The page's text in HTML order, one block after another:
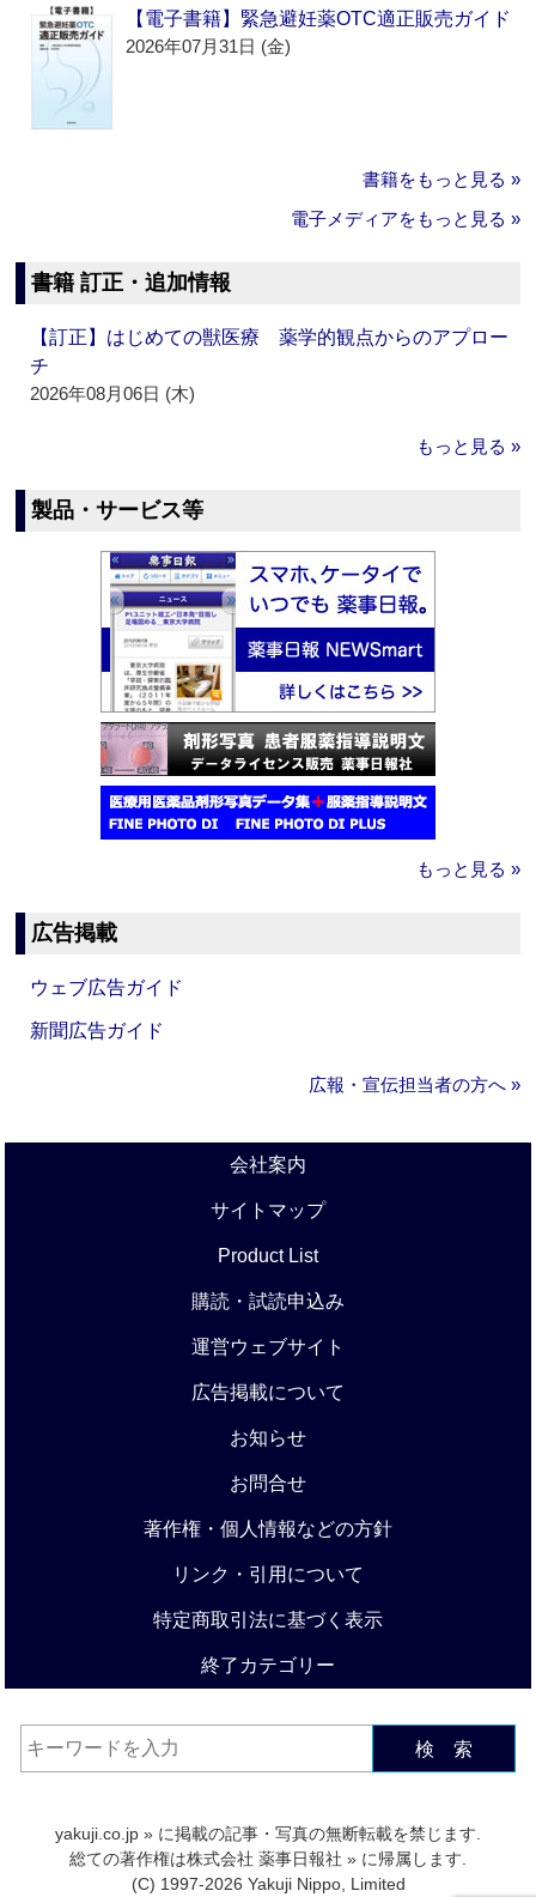
【電子書籍】緊急避妊薬OTC適正販売ガイド
2026年07月31日 (金)
書籍をもっと見る »
電子メディアをもっと見る »
書籍 訂正・追加情報
【訂正】はじめての獣医療 薬学的観点からのアプロー
チ
2026年08月06日 (木)
もっと見る »
製品・サービス等
もっと見る »
広告掲載
ウェブ広告ガイド
新聞広告ガイド
広報・宣伝担当者の方へ »
会社案内
サイトマップ
Product List
購読・試読申込み
運営ウェブサイト
広告掲載について
お知らせ
お問合せ
著作権・個人情報などの方針
リンク・引用について
特定商取引法に基づく表示
終了カテゴリー
検 索
yakuji.co.jp » に掲載の記事・写真の無断転載を禁じます.
総ての著作権は株式会社 薬事日報社 » に帰属します.
(C) 1997-2026 Yakuji Nippo, Limited